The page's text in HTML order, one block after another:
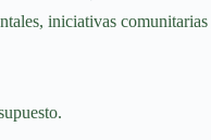
iniciativas